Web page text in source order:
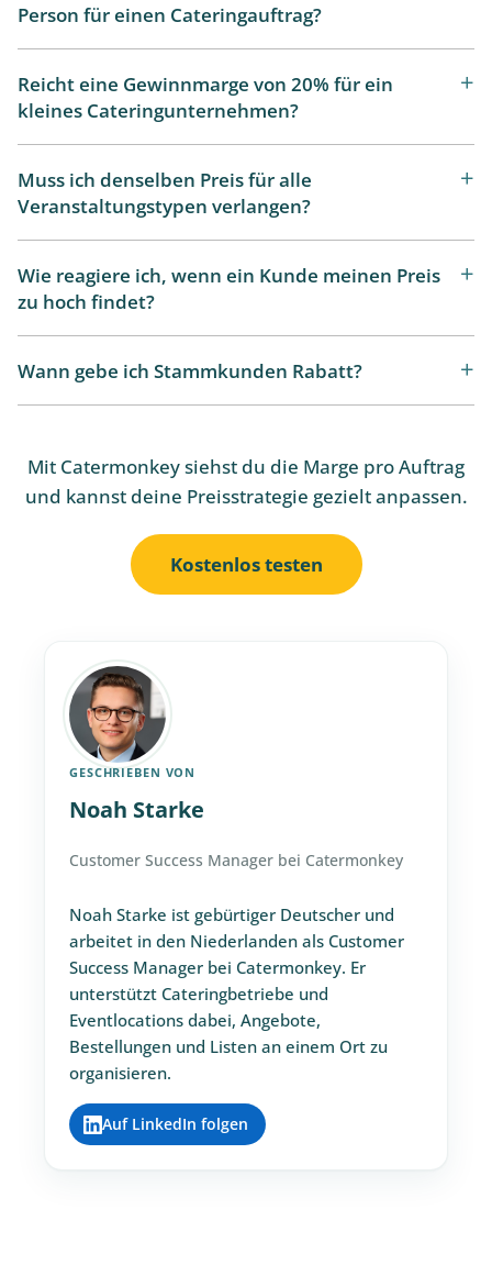
Person für einen Cateringauftrag?
Reicht eine Gewinnmarge von 20% für ein
kleines Cateringunternehmen?
Muss ich denselben Preis für alle
Veranstaltungstypen verlangen?
Wie reagiere ich, wenn ein Kunde meinen Preis
zu hoch findet?
Wann gebe ich Stammkunden Rabatt?
Mit Catermonkey siehst du die Marge pro Auftrag
und kannst deine Preisstrategie gezielt anpassen.
Kostenlos testen
GESCHRIEBEN VON
Noah Starke
Customer Success Manager bei Catermonkey
Noah Starke ist gebürtiger Deutscher und
arbeitet in den Niederlanden als Customer
Success Manager bei Catermonkey. Er
unterstützt Cateringbetriebe und
Eventlocations dabei, Angebote,
Bestellungen und Listen an einem Ort zu
organisieren.
Auf LinkedIn folgen